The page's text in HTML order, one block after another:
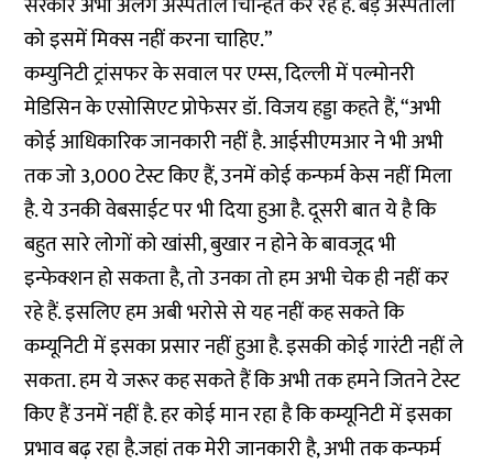
को इसमें मिक्स नहीं करना चाहिए.”
कम्युनिटी ट्रांसफर के सवाल पर एम्स, दिल्ली में पल्मोनरी
मेडिसिन के एसोसिएट प्रोफेसर डॉ. विजय हड्डा कहते हैं, “अभी
कोई आधिकारिक जानकारी नहीं है. आईसीएमआर ने भी अभी
तक जो 3,000 टेस्ट किए हैं, उनमें कोई कन्फर्म केस नहीं मिला
है. ये उनकी वेबसाईट पर भी दिया हुआ है. दूसरी बात ये है कि
बहुत सारे लोगों को खांसी, बुखार न होने के बावजूद भी
इन्फेक्शन हो सकता है, तो उनका तो हम अभी चेक ही नहीं कर
रहे हैं. इसलिए हम अबी भरोसे से यह नहीं कह सकते कि
कम्यूनिटी में इसका प्रसार नहीं हुआ है. इसकी कोई गारंटी नहीं ले
सकता. हम ये जरूर कह सकते हैं कि अभी तक हमने जितने टेस्ट
किए हैं उनमें नहीं है. हर कोई मान रहा है कि कम्यूनिटी में इसका
प्रभाव बढ़ रहा है.जहां तक मेरी जानकारी है, अभी तक कन्फर्म